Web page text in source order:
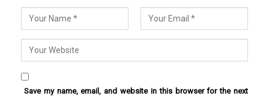
Save my name, email, and website in this browser for the next